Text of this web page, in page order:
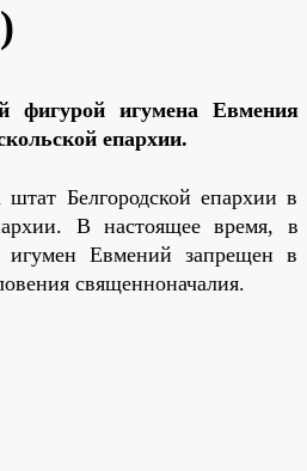
фигурой игумена Евмения
епархии.
Белгородской епархии в
В настоящее время, в
игумен Евмений запрещен в
священноначалия.